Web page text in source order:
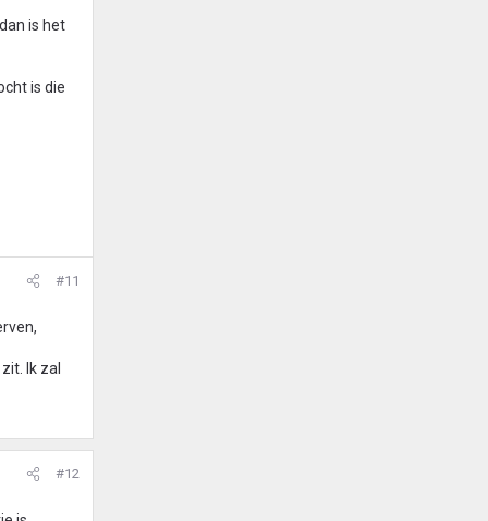
is het
is die
#11
Ik zal
#12